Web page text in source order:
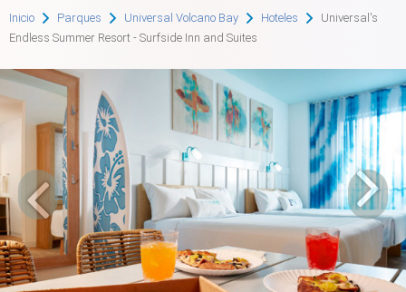
Inicio Parques Universal Volcano Bay Hoteles
Universal's
Endless Summer Resort - Surfside Inn and Suites